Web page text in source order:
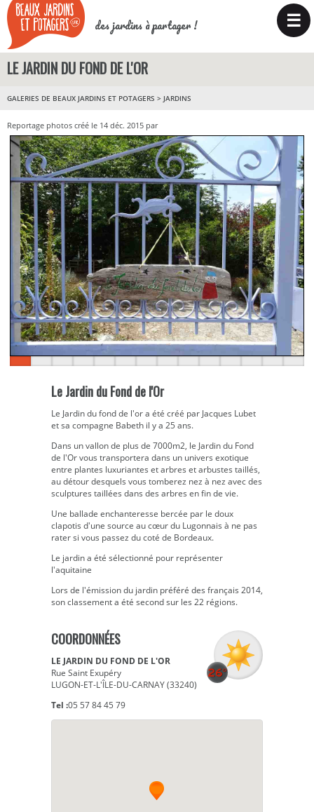
des jardins à partager ! ☰
LE JARDIN DU FOND DE L'OR
GALERIES DE BEAUX JARDINS ET POTAGERS > JARDINS
Reportage photos créé le 14 déc. 2015 par
Le Jardin du Fond de l'Or
Le Jardin du fond de l'or a été créé par Jacques Lubet
et sa compagne Babeth il y a 25 ans.
Dans un vallon de plus de 7000m2, le Jardin du Fond
de l'Or vous transportera dans un univers exotique
entre plantes luxuriantes et arbres et arbustes taillés,
au détour desquels vous tomberez nez à nez avec des
sculptures taillées dans des arbres en fin de vie.
Une ballade enchanteresse bercée par le doux
clapotis d'une source au cœur du Lugonnais à ne pas
rater si vous passez du coté de Bordeaux.
Le jardin a été sélectionné pour représenter
l'aquitaine
Lors de l'émission du jardin préféré des français 2014,
son classement a été second sur les 22 régions.
COORDONNÉES
LE JARDIN DU FOND DE L'OR
Rue Saint Exupéry
LUGON-ET-L'ÎLE-DU-CARNAY (33240)
Tel :05 57 84 45 79